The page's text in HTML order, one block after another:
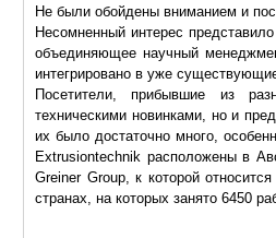
Не были обойдены вниманием и
Несомненный интерес
объединяющее научный
интегрировано в уже
Посетители, прибывшие из
техническими новинками, но и
их было достаточно много,
Extrusiontechnik расположены в
Greiner Group, к которой
странах, на которых занято 6450